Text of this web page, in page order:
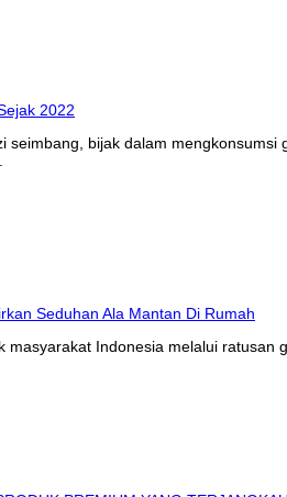
bijak dalam
Indonesia melalui ratusan